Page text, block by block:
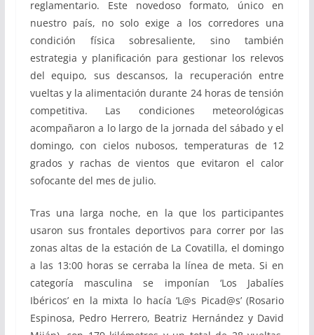
reglamentario. Este novedoso formato, único en
nuestro país, no solo exige a los corredores una
condición física sobresaliente, sino también
estrategia y planificación para gestionar los relevos
del equipo, sus descansos, la recuperación entre
vueltas y la alimentación durante 24 horas de tensión
competitiva. Las condiciones meteorológicas
acompañaron a lo largo de la jornada del sábado y el
domingo, con cielos nubosos, temperaturas de 12
grados y rachas de vientos que evitaron el calor
sofocante del mes de julio.
Tras una larga noche, en la que los participantes
usaron sus frontales deportivos para correr por las
zonas altas de la estación de La Covatilla, el domingo
a las 13:00 horas se cerraba la línea de meta. Si en
categoría masculina se imponían ‘Los Jabalíes
Ibéricos’ en la mixta lo hacía ‘L@s Picad@s’ (Rosario
Espinosa, Pedro Herrero, Beatriz Hernández y David